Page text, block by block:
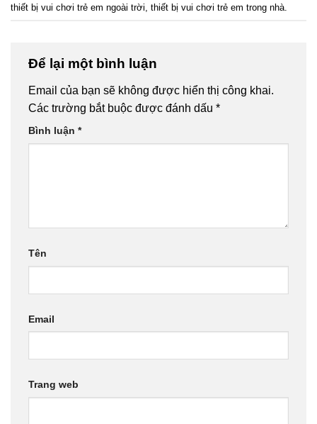
thiết bị vui chơi trẻ em ngoài trời thiết bị vui chơi trẻ em trong nhà
Để lại một bình luận
Email của bạn sẽ không được hiển thị công khai.
Các trường bắt buộc được đánh dấu *
Bình luận *
Tên
Email
Trang web